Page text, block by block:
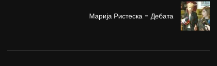
Марија Ристеска – Дебата